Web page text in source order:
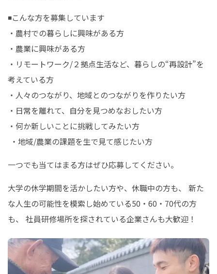
◾️こんな方を募集しています
・農村での暮らしに興味がある方
・農業に興味がある方
・リモートワーク/２拠点生活など、暮らしの“再設計”を
考えている方
・人々のつながり、地域とのつながりを作りたい方
・日常を離れて、自分を見つめなおしたい方
・何か新しいことに挑戦してみたい方
・地域/農業の課題を生で見て感じたい方
一つでも当てはまる方はぜひ応募してください。
大学の休学期間を活かしたい方や、休職中の方も、 新た
な人生の可能性を模索し始めている50・60・70代の方
も、 社員研修場所を探されている企業さんも大歓迎！